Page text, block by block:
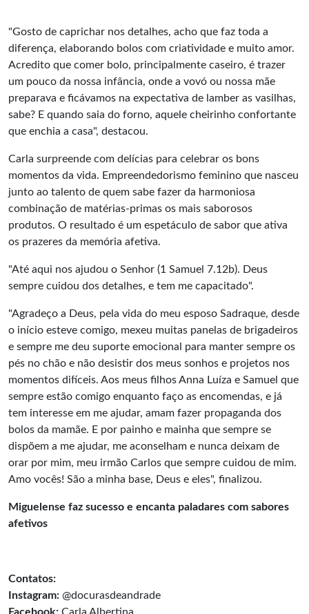
"Gosto de caprichar nos detalhes, acho que faz toda a
diferença, elaborando bolos com criatividade e muito amor.
Acredito que comer bolo, principalmente caseiro, é trazer
um pouco da nossa infância, onde a vovó ou nossa mãe
preparava e ficávamos na expectativa de lamber as vasilhas,
sabe? E quando saia do forno, aquele cheirinho confortante
que enchia a casa", destacou.
Carla surpreende com delícias para celebrar os bons
momentos da vida. Empreendedorismo feminino que nasceu
junto ao talento de quem sabe fazer da harmoniosa
combinação de matérias-primas os mais saborosos
produtos. O resultado é um espetáculo de sabor que ativa
os prazeres da memória afetiva.
"Até aqui nos ajudou o Senhor (1 Samuel 7.12b). Deus
sempre cuidou dos detalhes, e tem me capacitado".
"Agradeço a Deus, pela vida do meu esposo Sadraque, desde
o início esteve comigo, mexeu muitas panelas de brigadeiros
e sempre me deu suporte emocional para manter sempre os
pés no chão e não desistir dos meus sonhos e projetos nos
momentos difíceis. Aos meus filhos Anna Luíza e Samuel que
sempre estão comigo enquanto faço as encomendas, e já
tem interesse em me ajudar, amam fazer propaganda dos
bolos da mamãe. E por painho e mainha que sempre se
dispõem a me ajudar, me aconselham e nunca deixam de
orar por mim, meu irmão Carlos que sempre cuidou de mim.
Amo vocês! São a minha base, Deus e eles", finalizou.
Miguelense faz sucesso e encanta paladares com sabores
afetivos
Contatos:
Instagram: @docurasdeandrade